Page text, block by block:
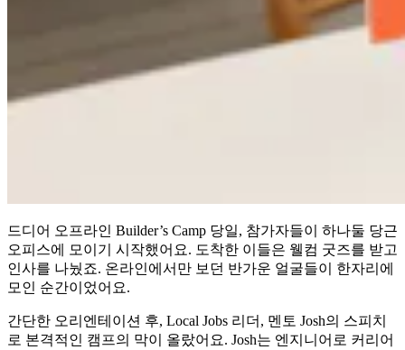
드디어 오프라인 Builder’s Camp 당일, 참가자들이 하나둘 당근
오피스에 모이기 시작했어요. 도착한 이들은 웰컴 굿즈를 받고
인사를 나눴죠. 온라인에서만 보던 반가운 얼굴들이 한자리에
모인 순간이었어요.
간단한 오리엔테이션 후, Local Jobs 리더, 멘토 Josh의 스피치
로 본격적인 캠프의 막이 올랐어요. Josh는 엔지니어로 커리어